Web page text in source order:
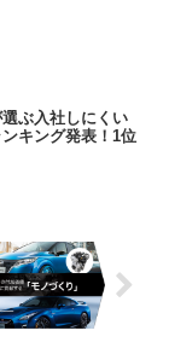
ぶ入社しにくい
ンキング発表！1位